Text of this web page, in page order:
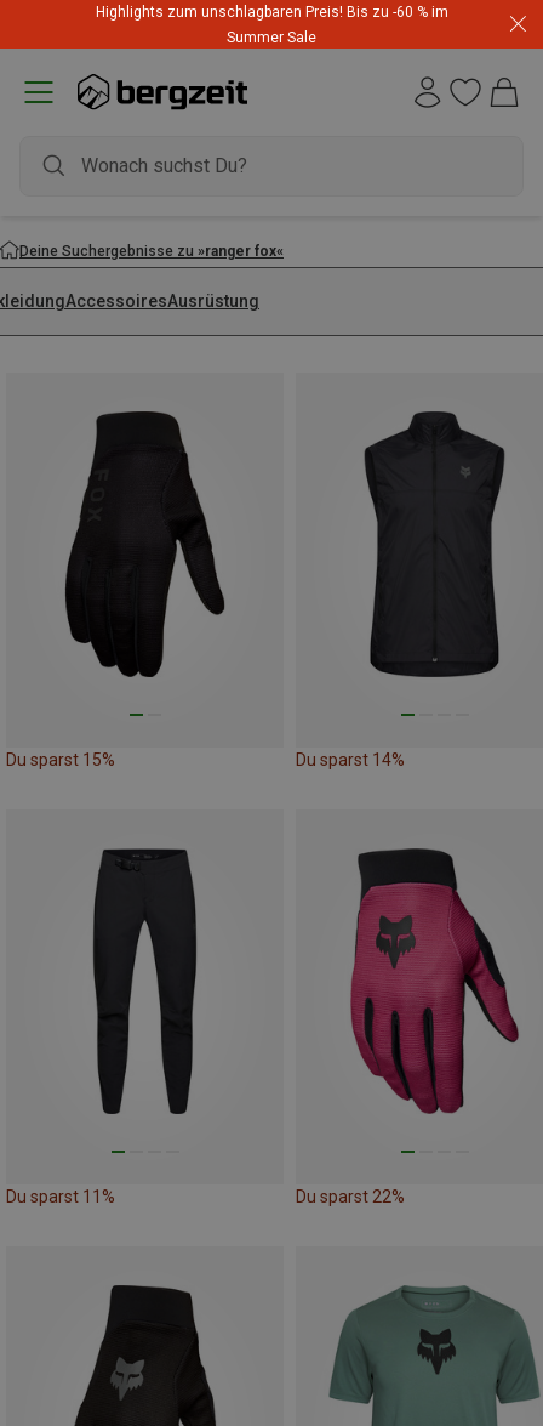
Highlights zum unschlagbaren Preis! Bis zu -60 % im
Summer Sale
Deine Suchergebnisse zu »ranger fox«
AccessoiresAusrüstung
Du sparst 15% Du sparst 14%
Du sparst 11% Du sparst 22%